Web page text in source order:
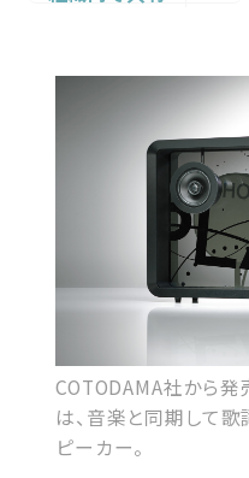
COTODAMA社から
は、音楽と同期して
ピーカー。